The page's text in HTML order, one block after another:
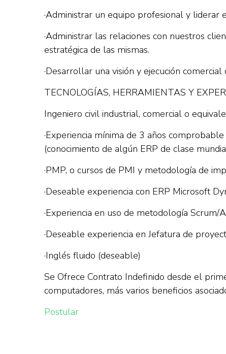
·Administrar un equipo profesional y
·Administrar las relaciones con nuestros
estratégica de las mismas.
·Desarrollar una visión y ejecución
TECNOLOGÍAS, HERRAMIENTAS Y
Ingeniero civil industrial, comercial o
·Experiencia mínima de 3 años
(conocimiento de algún ERP de clase
·PMP, o cursos de PMI y metodología de
·Deseable experiencia con ERP Microsoft
·Experiencia en uso de metodología Scrum/
·Deseable experiencia en Jefatura de
·Inglés fluido (deseable)
Se Ofrece Contrato Indefinido desde el
computadores, más varios beneficios
Postular